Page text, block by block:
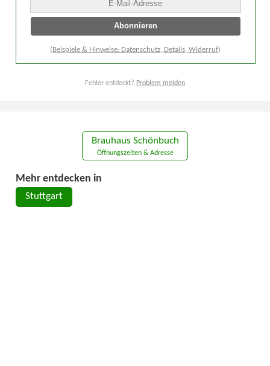
(Beispiele & Hinweise: Datenschutz, Details, Widerruf)
Fehler entdeckt? Problem melden
Brauhaus Schönbuch
Öffnungszeiten & Adresse
Mehr entdecken in
Stuttgart